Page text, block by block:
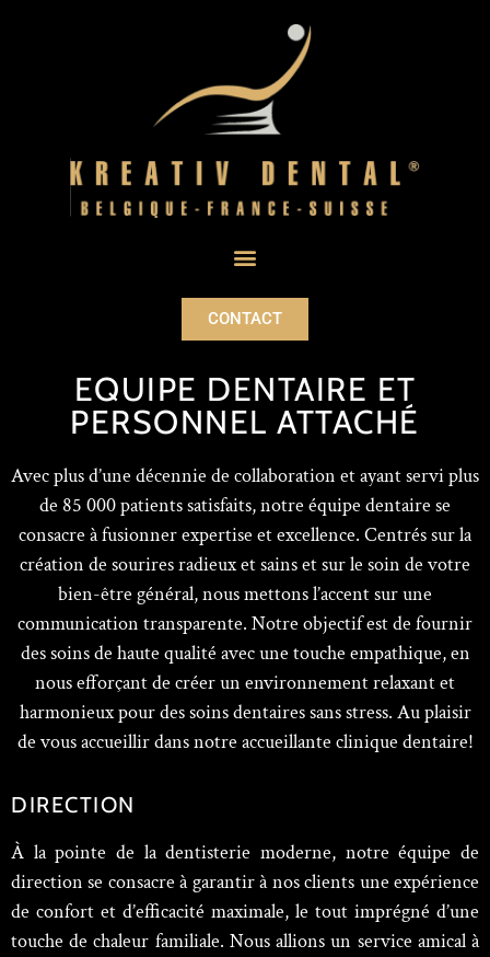
CONTACT
EQUIPE DENTAIRE ET
PERSONNEL ATTACHÉ
Avec plus d’une décennie de collaboration et ayant servi plus
de 85 000 patients satisfaits, notre équipe dentaire se
consacre à fusionner expertise et excellence. Centrés sur la
création de sourires radieux et sains et sur le soin de votre
bien-être général, nous mettons l’accent sur une
communication transparente. Notre objectif est de fournir
des soins de haute qualité avec une touche empathique, en
nous efforçant de créer un environnement relaxant et
harmonieux pour des soins dentaires sans stress. Au plaisir
de vous accueillir dans notre accueillante clinique dentaire!
DIRECTION
À la pointe de la dentisterie moderne, notre équipe de
direction se consacre à garantir à nos clients une expérience
de confort et d’efficacité maximale, le tout imprégné d’une
touche de chaleur familiale. Nous allions un service amical à